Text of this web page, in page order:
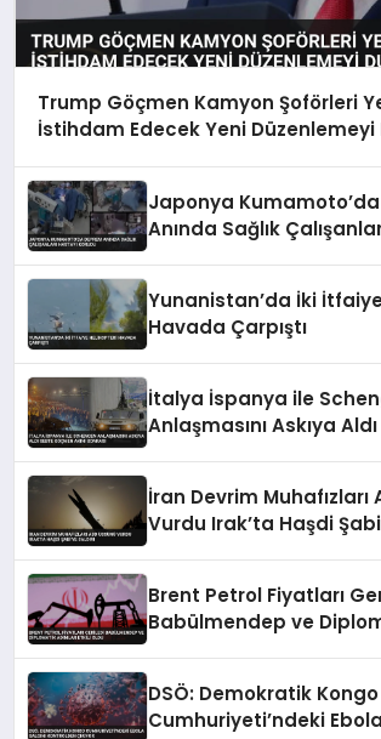
Trump Göçmen Kamyon Şoförleri
İstihdam Edecek Yeni Düzenlemeyi
Japonya
Anında Sağlık
Yunanistan’da İki
Havada Çarpıştı
İtalya İspanya ile
Anlaşmasını Askıya
İran Devrim Muhafızları
Vurdu Irak’ta Haşdi
Brent Petrol Fiyatları
Babülmendep ve
DSÖ: Demokratik Kongo
Cumhuriyeti’ndeki Ebola